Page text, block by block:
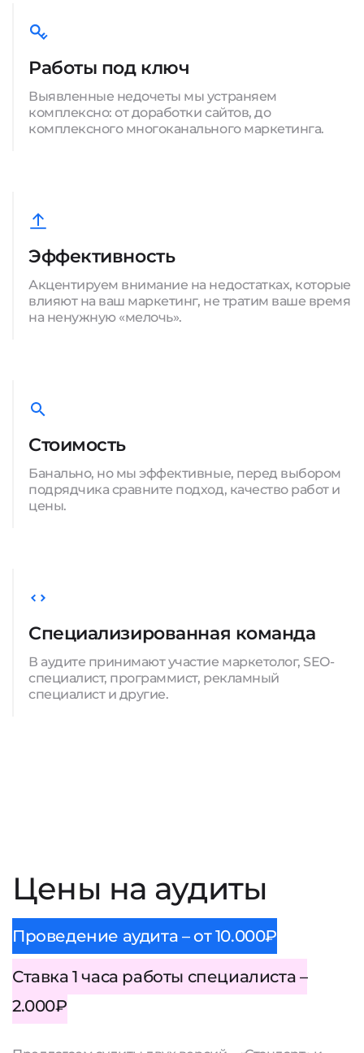
Работы под ключ
Выявленные недочеты мы устраняем
комплексно: от доработки сайтов, до
комплексного многоканального маркетинга.
Эффективность
Акцентируем внимание на недостатках, которые
влияют на ваш маркетинг, не тратим ваше время
на ненужную «мелочь».
Стоимость
Банально, но мы эффективные, перед выбором
подрядчика сравните подход, качество работ и
цены.
Специализированная команда
В аудите принимают участие маркетолог, SEO-
специалист, программист, рекламный
специалист и другие.
Цены на аудиты
Проведение аудита – от 10.000₽
Ставка 1 часа работы специалиста –
2.000₽